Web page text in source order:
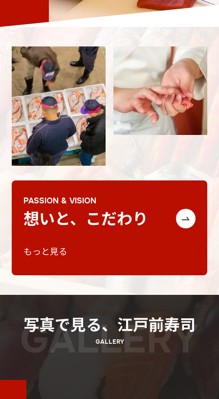
PASSION & VISION
想いと、こだわり
もっと見る
写真で見る、江戸前寿司
GALLERY
GALLERY